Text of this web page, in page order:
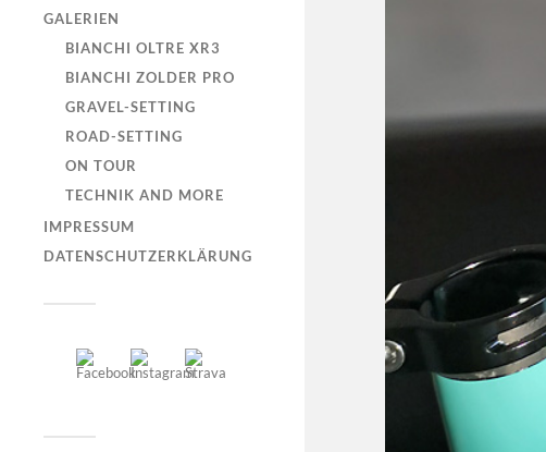
GALERIEN
BIANCHI OLTRE XR3
BIANCHI ZOLDER PRO
GRAVEL-SETTING
ROAD-SETTING
ON TOUR
TECHNIK AND MORE
IMPRESSUM
DATENSCHUTZERKLÄRUNG